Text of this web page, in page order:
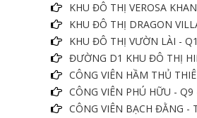
KHU ĐÔ THỊ VEROSA
KHU ĐÔ THỊ DRAGON
KHU ĐÔ THỊ VƯỜN LÀI -
ĐƯỜNG D1 KHU ĐÔ THỊ
CÔNG VIÊN HẦM THỦ
CÔNG VIÊN PHÚ HỮU -
CÔNG VIÊN BẠCH ĐẰNG -